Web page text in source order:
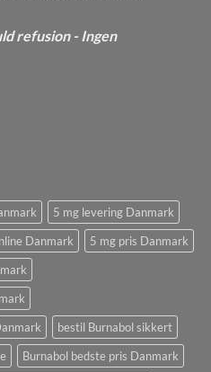
refusion - Ingen
5 mg levering Danmark
Danmark
5 mg pris Danmark
bestil Burnabol sikkert
Burnabol bedste pris Danmark